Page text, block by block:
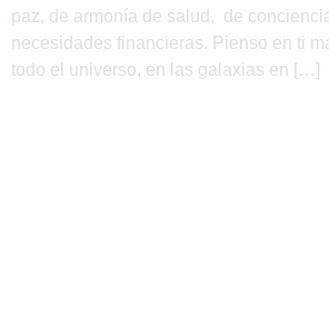
paz, de armonía de salud, de
necesidades financieras. Pienso en ti
todo el universo, en las galaxias en […]